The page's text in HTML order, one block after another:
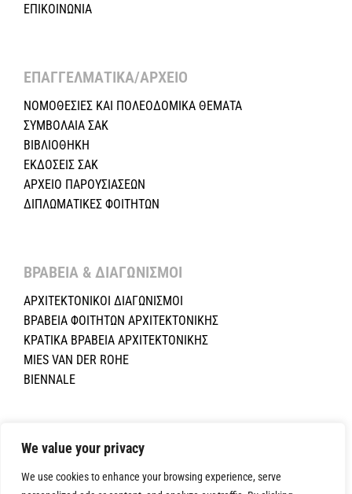
We value your privacy
We use cookies to enhance your browsing experience, serve
ΕΠΙΚΟΙΝΩΝΙΑ
ΕΠΑΓΓΕΛΜΑΤΙΚΑ/ΑΡΧΕΙΟ ​
ΝΟΜΟΘΕΣΙΕΣ KAI ΠΟΛΕΟΔΟΜΙΚΑ ΘΕΜΑΤΑ
ΣΥΜΒΟΛΑΙΑ ΣΑΚ
ΒΙΒΛΙΟΘΗΚΗ
ΕΚΔΟΣΕΙΣ ΣΑΚ
ΑΡΧΕΙΟ ΠΑΡΟΥΣΙΑΣΕΩΝ
ΔΙΠΛΩΜΑΤΙΚΕΣ ΦΟΙΤΗΤΩΝ
ΒΡΑΒΕΙΑ & ΔΙΑΓΩΝΙΣΜΟΙ ​
ΑΡΧΙΤΕΚΤΟΝΙΚΟΙ ΔΙΑΓΩΝΙΣΜΟΙ
ΒΡΑΒΕΙΑ ΦΟΙΤΗΤΩΝ ΑΡΧΙΤΕΚΤΟΝΙΚΗΣ
ΚΡΑΤΙΚΑ ΒΡΑΒΕΙΑ ΑΡΧΙΤΕΚΤΟΝΙΚΗΣ
MIES VAN DER ROHE
BIENNALE
Reserved. Powered byNETinfo Plc